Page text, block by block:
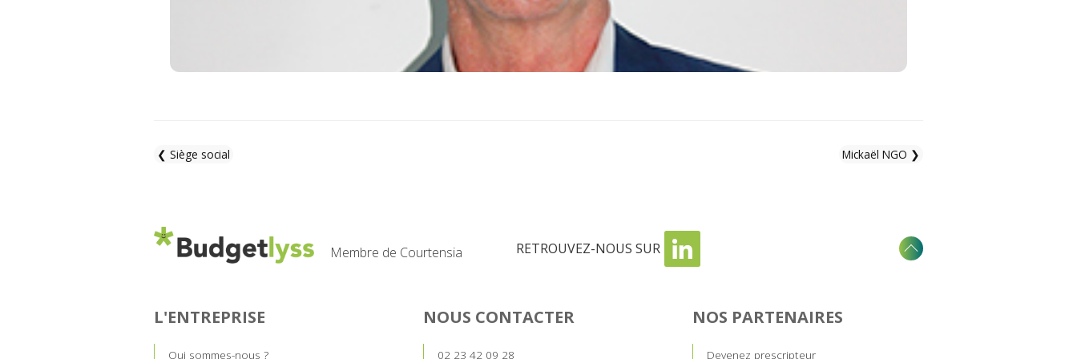
❮ Siège social Mickaël NGO ❯
Membre de Courtensia RETROUVEZ-NOUS SUR
L'ENTREPRISE
Qui sommes-nous ?
NOUS CONTACTER
02 23 42 09 28
NOS PARTENAIRES
Devenez prescripteur